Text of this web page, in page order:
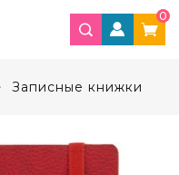
0
Записные книжки